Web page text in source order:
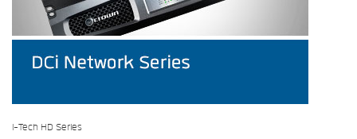
I-Tech HD Series